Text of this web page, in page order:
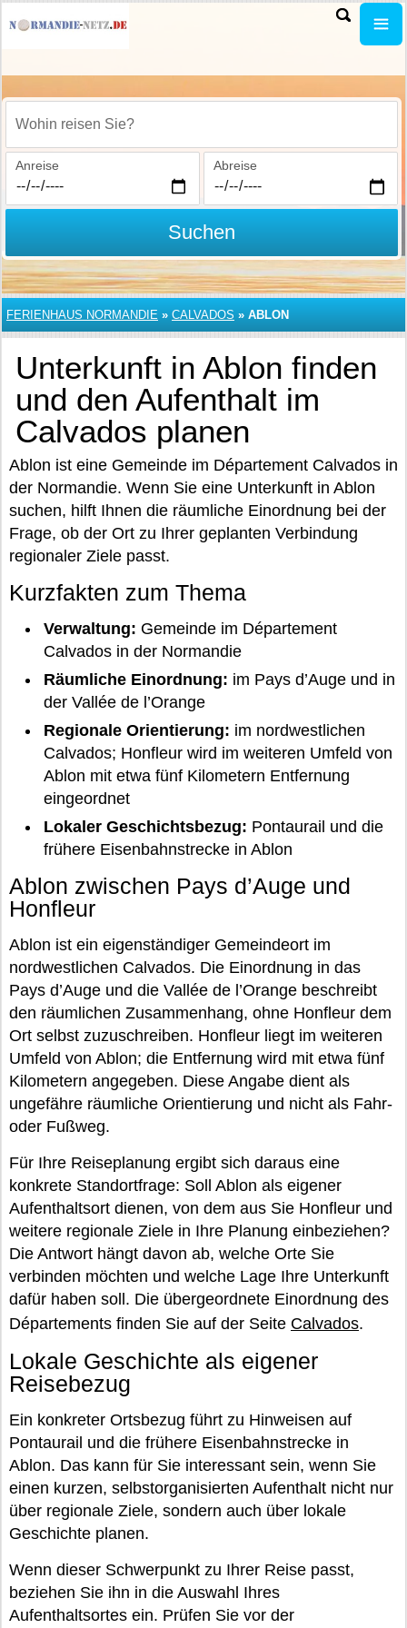
Wohin reisen Sie?
Anreise Abreise
Suchen
FERIENHAUS NORMANDIE » CALVADOS » ABLON
Unterkunft in Ablon finden
und den Aufenthalt im
Calvados planen
Ablon ist eine Gemeinde im Département Calvados in
der Normandie. Wenn Sie eine Unterkunft in Ablon
suchen, hilft Ihnen die räumliche Einordnung bei der
Frage, ob der Ort zu Ihrer geplanten Verbindung
regionaler Ziele passt.
Kurzfakten zum Thema
Verwaltung: Gemeinde im Département
Calvados in der Normandie
Räumliche Einordnung: im Pays d’Auge und in
der Vallée de l’Orange
Regionale Orientierung: im nordwestlichen
Calvados; Honfleur wird im weiteren Umfeld von
Ablon mit etwa fünf Kilometern Entfernung
eingeordnet
Lokaler Geschichtsbezug: Pontaurail und die
frühere Eisenbahnstrecke in Ablon
Ablon zwischen Pays d’Auge und
Honfleur
Ablon ist ein eigenständiger Gemeindeort im
nordwestlichen Calvados. Die Einordnung in das
Pays d’Auge und die Vallée de l’Orange beschreibt
den räumlichen Zusammenhang, ohne Honfleur dem
Ort selbst zuzuschreiben. Honfleur liegt im weiteren
Umfeld von Ablon; die Entfernung wird mit etwa fünf
Kilometern angegeben. Diese Angabe dient als
ungefähre räumliche Orientierung und nicht als Fahr-
oder Fußweg.
Für Ihre Reiseplanung ergibt sich daraus eine
konkrete Standortfrage: Soll Ablon als eigener
Aufenthaltsort dienen, von dem aus Sie Honfleur und
weitere regionale Ziele in Ihre Planung einbeziehen?
Die Antwort hängt davon ab, welche Orte Sie
verbinden möchten und welche Lage Ihre Unterkunft
dafür haben soll. Die übergeordnete Einordnung des
Départements finden Sie auf der Seite Calvados.
Lokale Geschichte als eigener
Reisebezug
Ein konkreter Ortsbezug führt zu Hinweisen auf
Pontaurail und die frühere Eisenbahnstrecke in
Ablon. Das kann für Sie interessant sein, wenn Sie
einen kurzen, selbstorganisierten Aufenthalt nicht nur
über regionale Ziele, sondern auch über lokale
Geschichte planen.
Wenn dieser Schwerpunkt zu Ihrer Reise passt,
beziehen Sie ihn in die Auswahl Ihres
Aufenthaltsortes ein. Prüfen Sie vor der